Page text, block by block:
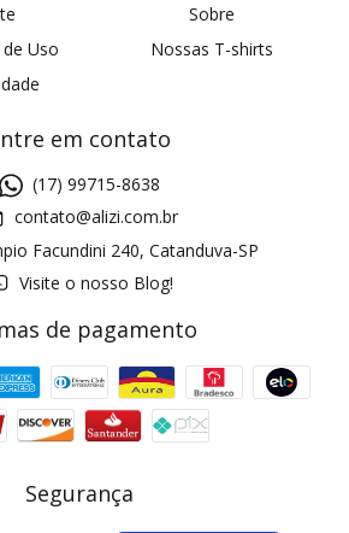
Uso
Sobre
Nossas T-shirts
em contato
(17) 99715-8638
contato@alizi.com.br
Facundini 240, Catanduva-SP
Visite o nosso Blog!
de pagamento
Segurança
GANHE5